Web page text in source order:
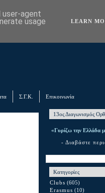
Σ.Γ.Κ. Επικοινωνία
13ος Διαγωνισμός
«Γυρίζω την Ελλάδα
- Διαβάστε
Κατηγορίες
Clubs (605)
Erasmus (10)
user-agent
usage LEARN